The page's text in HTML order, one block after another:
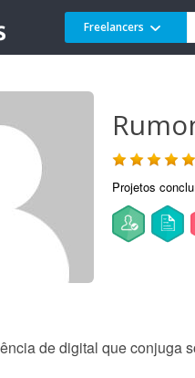
Freelancers
Projetos
de digital que conjuga